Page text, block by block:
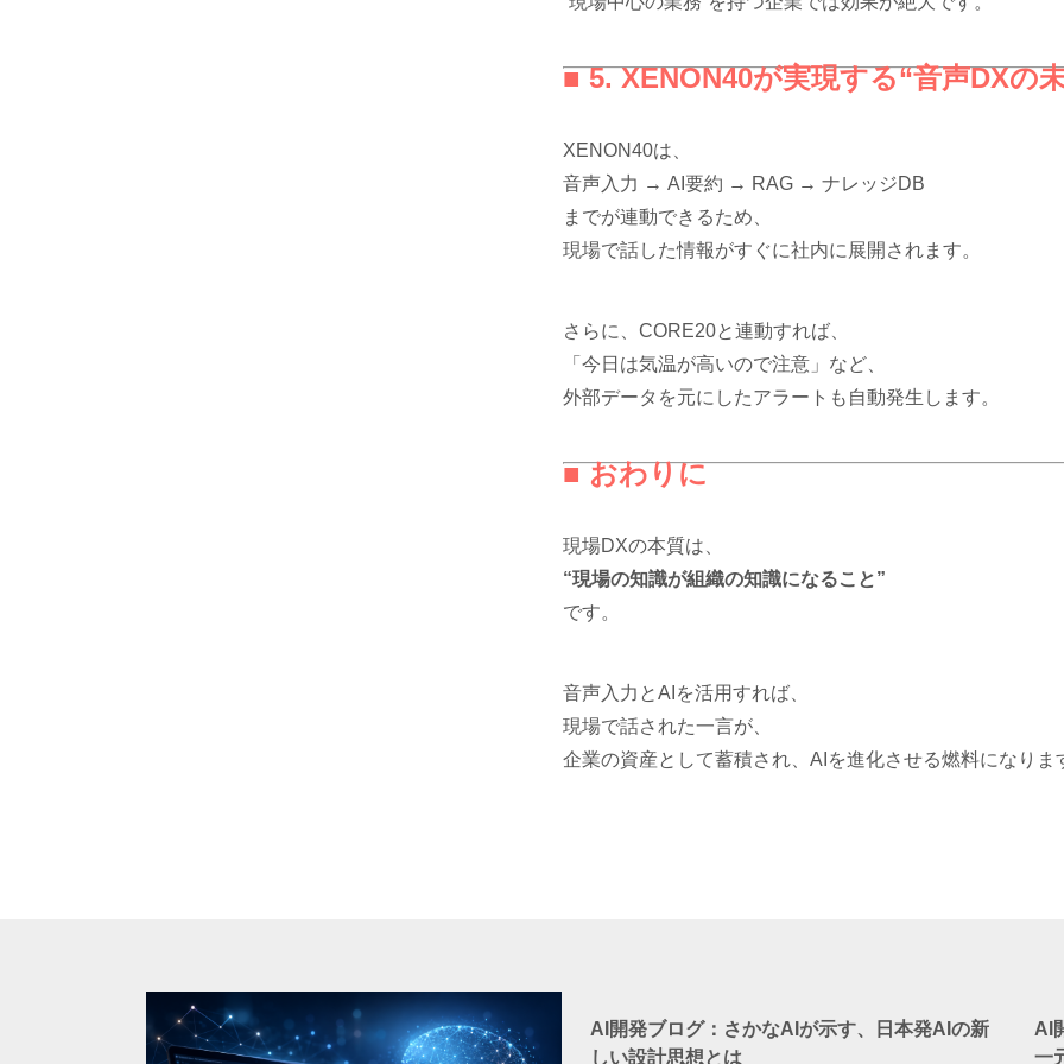
■ 5. XENON40が実現する“音声DXの
XENON40は、
音声入力 → AI要約 → RAG → ナレッジDB
までが連動できるため、
現場で話した情報がすぐに社内に展開されます。
さらに、CORE20と連動すれば、
「今日は気温が高いので注意」など、
外部データを元にしたアラートも自動発生します。
■ おわりに
現場DXの本質は、
“現場の知識が組織の知識になること”
です。
音声入力とAIを活用すれば、
現場で話された一言が、
企業の資産として蓄積され、AIを進化させる燃料になりま
AI開発ブログ：さかなAIが示す、日本発AIの新
しい設計思想とは
AI
一